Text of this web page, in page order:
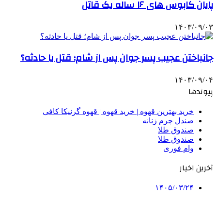
پایان کابوس های ۱۶ ساله یک قاتل
۱۴۰۳/۰۹/۰۳
جانباختن عجیب پسر جوان پس از شام؛ قتل یا حادثه؟
۱۴۰۳/۰۹/۰۴
پیوندها
خرید بهترین قهوه | خرید قهوه | قهوه گرنیکا کافی
صندل چرم زنانه
صندوق طلا
صندوق طلا
وام فوری
آخرین اخبار
۱۴۰۵/۰۳/۲۴